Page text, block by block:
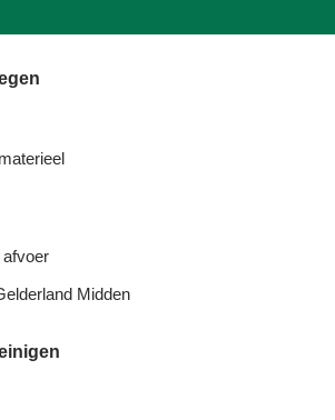
afvoer
Midden